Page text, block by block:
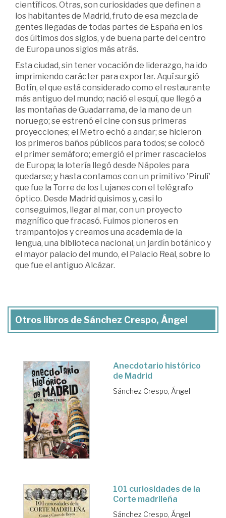
científicos. Otras, son curiosidades que definen a
los habitantes de Madrid, fruto de esa mezcla de
gentes llegadas de todas partes de España en los
dos últimos dos siglos, y de buena parte del centro
de Europa unos siglos más atrás.
Esta ciudad, sin tener vocación de liderazgo, ha ido
imprimiendo carácter para exportar. Aquí surgió
Botín, el que está considerado como el restaurante
más antiguo del mundo; nació el esquí, que llegó a
las montañas de Guadarrama, de la mano de un
noruego; se estrenó el cine con sus primeras
proyecciones; el Metro echó a andar; se hicieron
los primeros baños públicos para todos; se colocó
el primer semáforo; emergió el primer rascacielos
de Europa; la lotería llegó desde Nápoles para
quedarse; y hasta contamos con un primitivo 'Pirulí'
que fue la Torre de los Lujanes con el telégrafo
óptico. Desde Madrid quisimos y, casi lo
conseguimos, llegar al mar, con un proyecto
magnífico que fracasó. Fuimos pioneros en
trampantojos y creamos una academia de la
lengua, una biblioteca nacional, un jardín botánico y
el mayor palacio del mundo, el Palacio Real, sobre lo
que fue el antiguo Alcázar.
Otros libros de Sánchez Crespo, Ángel
Anecdotario histórico
de Madrid
Sánchez Crespo, Ángel
101 curiosidades de la
Corte madrileña
Sánchez Crespo, Ángel